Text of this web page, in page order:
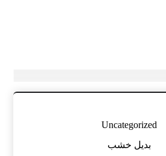
Uncategorized
بديل خشب